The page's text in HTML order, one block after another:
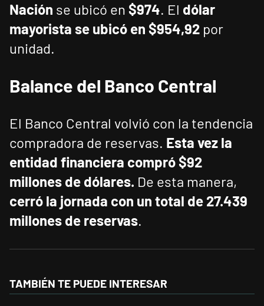
Nación se ubicó en $974. El dólar
mayorista se ubicó en $954,92 por
unidad.
Balance del Banco Central
El Banco Central volvió con la tendencia
compradora de reservas. Esta vez la
entidad financiera compró $92
millones de dólares. De esta manera,
cerró la jornada con un total de 27.439
millones de reservas.
TAMBIÉN TE PUEDE INTERESAR